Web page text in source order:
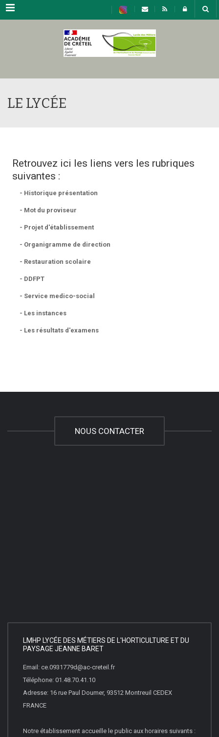
Menu
LE LYCÉE
Retrouvez ici les liens vers les rubriques
suivantes :
- Historique présentation
- Mot du proviseur
- Projet d'établissement
- Organigramme de direction
- Restauration scolaire
- DDFPT
- Service medico-social
- Les instances
- Les résultats d'examens
NOUS CONTACTER
LMHP LYCÉE DES MÉTIERS DE L'HORTICULTURE ET DU
PAYSAGE JEANNE BARET
Email: ce.0931779d@ac-creteil.fr
Téléphone: 01.48.70.41.10
Adresse: 16 rue Paul Doumer, 93512 Montreuil CEDEX
FRANCE
Notre établissement accueille le public aux horaires suivants :